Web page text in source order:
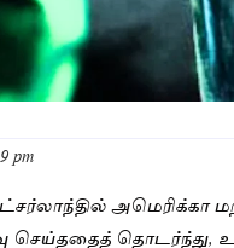
pm
அமெரிக்கா
செய்ததைத்